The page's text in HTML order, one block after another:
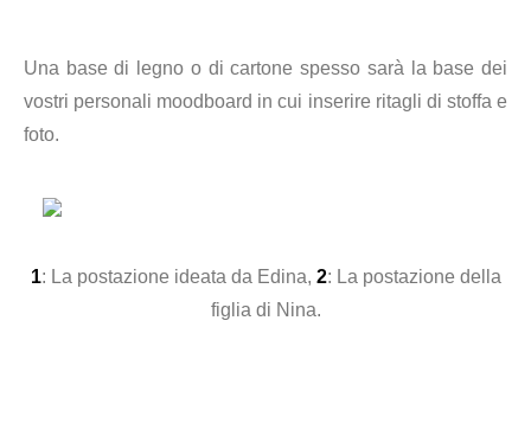
Una base di legno o di cartone spesso sarà la base dei
vostri personali moodboard in cui inserire ritagli di stoffa e
foto.
1: La postazione ideata da Edina, 2: La postazione della
figlia di Nina.